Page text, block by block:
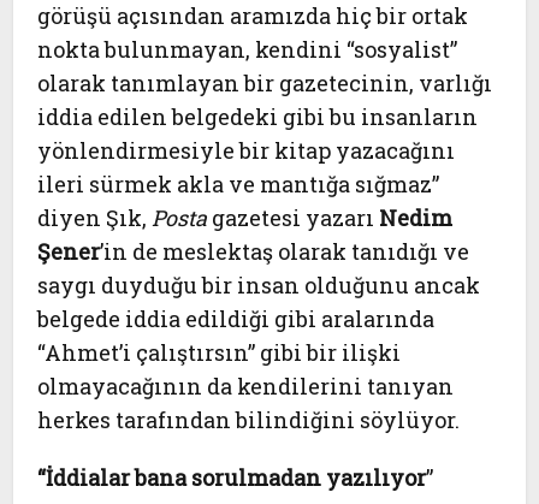
görüşü açısından aramızda hiç bir ortak
nokta bulunmayan, kendini “sosyalist”
olarak tanımlayan bir gazetecinin, varlığı
iddia edilen belgedeki gibi bu insanların
yönlendirmesiyle bir kitap yazacağını
ileri sürmek akla ve mantığa sığmaz”
diyen Şık,Posta gazetesi yazarı Nedim
Şener’in de meslektaş olarak tanıdığı ve
saygı duyduğu bir insan olduğunu ancak
belgede iddia edildiği gibi aralarında
“Ahmet’i çalıştırsın” gibi bir ilişki
olmayacağının da kendilerini tanıyan
herkes tarafından bilindiğini söylüyor.
“İddialar bana sorulmadan yazılıyor”